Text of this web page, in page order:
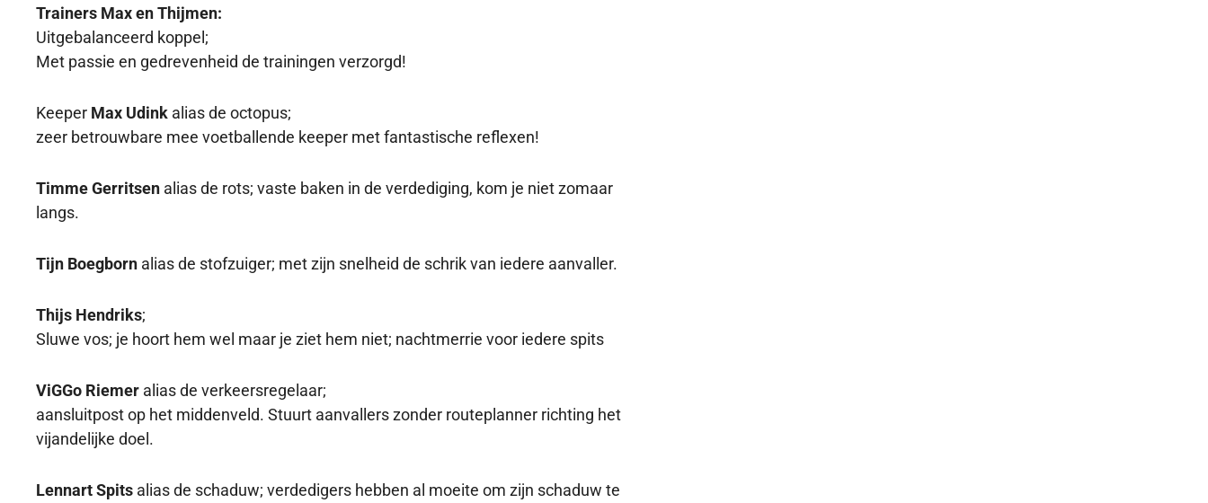
Trainers Max en Thijmen:
Uitgebalanceerd koppel;
Met passie en gedrevenheid de trainingen verzorgd!
Keeper Max Udink alias de octopus;
zeer betrouwbare mee voetballende keeper met fantastische reflexen!
Timme Gerritsen alias de rots; vaste baken in de verdediging, kom je niet zomaar
langs.
Tijn Boegborn alias de stofzuiger; met zijn snelheid de schrik van iedere aanvaller.
Thijs Hendriks;
Sluwe vos; je hoort hem wel maar je ziet hem niet; nachtmerrie voor iedere spits
ViGGo Riemer alias de verkeersregelaar;
aansluitpost op het middenveld. Stuurt aanvallers zonder routeplanner richting het
vijandelijke doel.
Lennart Spits alias de schaduw; verdedigers hebben al moeite om zijn schaduw te